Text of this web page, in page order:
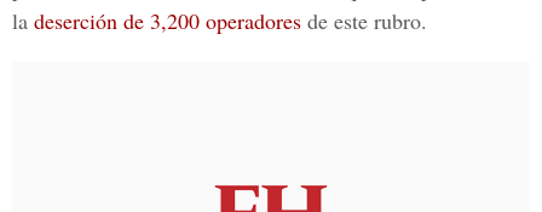
la deserción de 3,200 operadores de este rubro.